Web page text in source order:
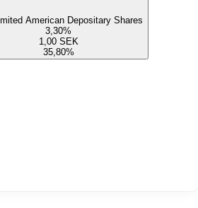
American Depositary Shares
3,30%
1,00 SEK
35,80%